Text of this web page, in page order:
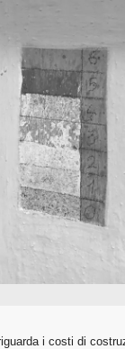
i costi di